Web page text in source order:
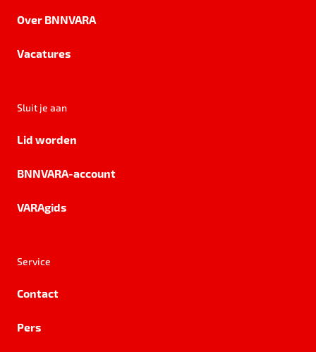
Over BNNVARA
Vacatures
Sluit je aan
Lid worden
BNNVARA-account
VARAgids
Service
Contact
Pers